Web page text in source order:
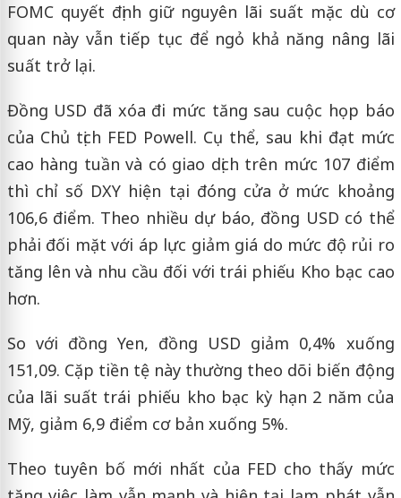
FOMC quyết định giữ nguyên lãi suất mặc dù cơ
quan này vẫn tiếp tục để ngỏ khả năng nâng lãi
suất trở lại.
Đồng USD đã xóa đi mức tăng sau cuộc họp báo
của Chủ tịch FED Powell. Cụ thể, sau khi đạt mức
cao hàng tuần và có giao dịch trên mức 107 điểm
thì chỉ số DXY hiện tại đóng cửa ở mức khoảng
106,6 điểm. Theo nhiều dự báo, đồng USD có thể
phải đối mặt với áp lực giảm giá do mức độ rủi ro
tăng lên và nhu cầu đối với trái phiếu Kho bạc cao
hơn.
So với đồng Yen, đồng USD giảm 0,4% xuống
151,09. Cặp tiền tệ này thường theo dõi biến động
của lãi suất trái phiếu kho bạc kỳ hạn 2 năm của
Mỹ, giảm 6,9 điểm cơ bản xuống 5%.
Theo tuyên bố mới nhất của FED cho thấy mức